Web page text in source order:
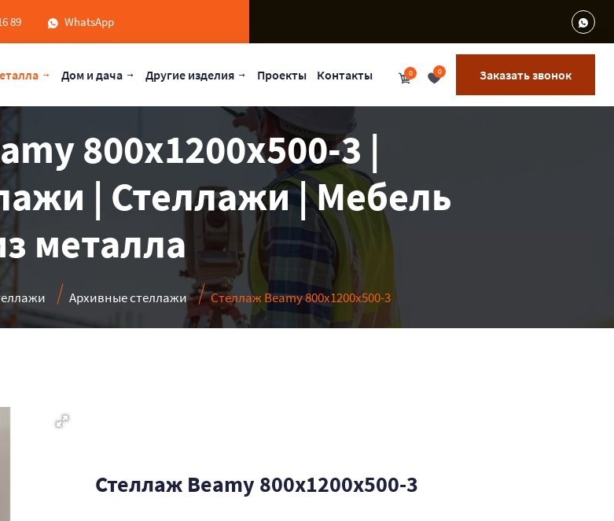
89 WhatsApp
Дом и дача Другие изделия Проекты Контакты 0 0 Заказать звонок
800x1200x500-3 |
| Стеллажи | Мебель
металла
Архивные стеллажи Стеллаж Beamy 800x1200x500-3
Стеллаж Beamy 800x1200x500-3